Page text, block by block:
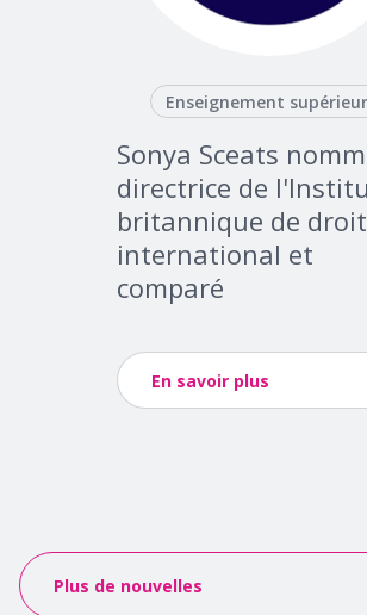
Enseignement supérieur
Sonya Sceats
directrice de
britannique de droit
international et
comparé
En savoir plus
Plus de nouvelles